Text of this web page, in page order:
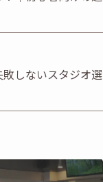
しないスタジオ選